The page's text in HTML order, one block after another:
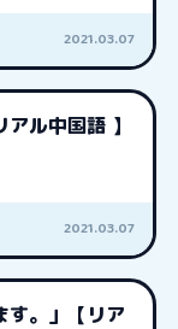
2021.03.07
ル中国語 】
2021.03.07
す。」【リア